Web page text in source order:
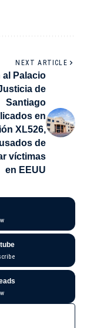
NEXT ARTICLE
al Palacio
de
Santiago
en
XL526,
de
víctimas
en EEUU